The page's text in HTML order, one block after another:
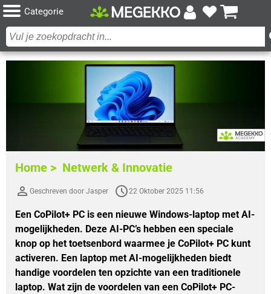
Categorie
Home > Netwerk & Innovatie
Geschreven door Jasper 22 Oktober 2025 11:56
Een CoPilot+ PC is een nieuwe Windows-laptop met AI-
mogelijkheden. Deze AI-PC’s hebben een speciale
knop op het toetsenbord waarmee je CoPilot+ PC kunt
activeren. Een laptop met AI-mogelijkheden biedt
handige voordelen ten opzichte van een traditionele
laptop. Wat zijn de voordelen van een CoPilot+ PC-